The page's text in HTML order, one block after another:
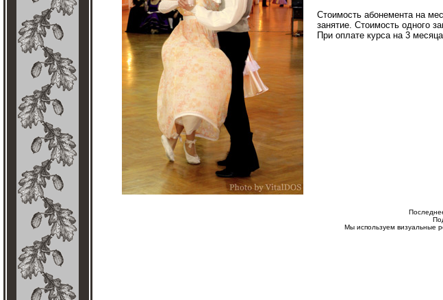
Стоимость абонемента на
занятие. Стоимость одного
При оплате курса на 3
Мы используем визуальные